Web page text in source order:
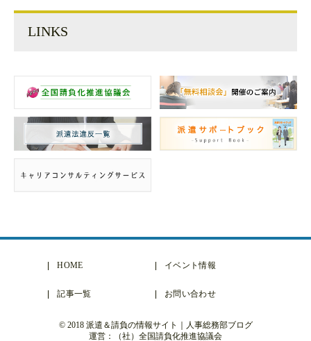
LINKS
HOME イベント情報
記事一覧 お問い合わせ
© 2018 派遣＆請負の情報サイト｜人事総務部ブログ
運営：（社）全国請負化推進協議会